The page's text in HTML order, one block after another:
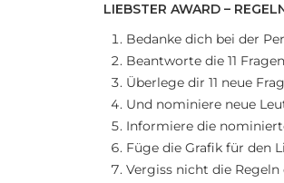
LIEBSTER AWARD –
Bedanke dich bei der
Beantworte die 11
Überlege dir 11 neue
Und nominiere neue
Informiere die
Füge die Grafik für den
Vergiss nicht die